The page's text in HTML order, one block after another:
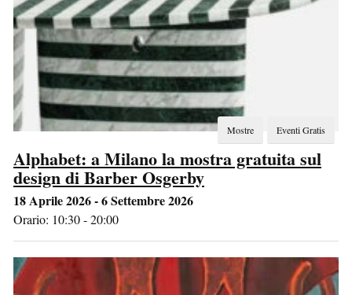
Eventi Gratis
Mostre
Alphabet: a Milano la mostra gratuita sul
design di Barber Osgerby
18 Aprile 2026 - 6 Settembre 2026
Orario: 10:30 - 20:00